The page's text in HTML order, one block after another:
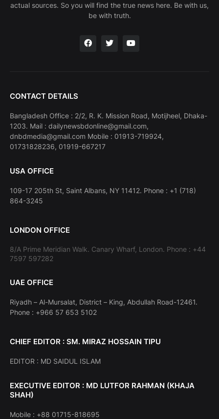
actual sources. So you will find the true news here. Be with us,
be with truth.
CONTACT DETAILS
Bangladesh Office : 2/2, R. K. Mission Road, Motijheel, Dhaka-
1203. Mail : dailynewsbdonline@gmail.com,
dnbdmedia@gmail.com Mobile : 01913-719924,
01731828236, 01919-667217
USA OFFICE
109-17 205th St, Saint Albans, NY 11412. Phone : +1 (718)
864-3245
LONDON OFFICE
8/A Prime Meridian Walk. Canary Wharf, London. Phone : +44
7597 597282
UAE OFFICE
Riyadh – Al-Mursalat, District – King, Abdullah Road-12461.
Phone : +966 57 653 5102
CHIEF EDITOR : SM. MIRAZ HOSSAIN TIPU
EDITOR : MD SAIDUL ISLAM
EXECUTIVE EDITOR : MD LUTFOR RAHMAN (KHAJA
SHAH)
Mobile : +88 01715-818695